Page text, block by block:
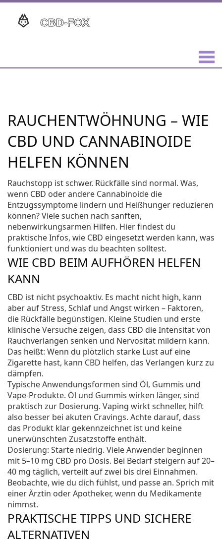
RAUCHENTWÖHNUNG – WIE
CBD UND CANNABINOIDE
HELFEN KÖNNEN
Rauchstopp ist schwer. Rückfälle sind normal. Was,
wenn CBD oder andere Cannabinoide die
Entzugssymptome lindern und Heißhunger reduzieren
können? Viele suchen nach sanften,
nebenwirkungsarmen Hilfen. Hier findest du
praktische Infos, wie CBD eingesetzt werden kann, was
funktioniert und was du beachten solltest.
WIE CBD BEIM AUFHÖREN HELFEN
KANN
CBD ist nicht psychoaktiv. Es macht nicht high, kann
aber auf Stress, Schlaf und Angst wirken – Faktoren,
die Rückfälle begünstigen. Kleine Studien und erste
klinische Versuche zeigen, dass CBD die Intensität von
Rauchverlangen senken und Nervosität mildern kann.
Das heißt: Wenn du plötzlich starke Lust auf eine
Zigarette hast, kann CBD helfen, das Verlangen kurz zu
dämpfen.
Typische Anwendungsformen sind Öl, Gummis und
Vape-Produkte. Öl und Gummis wirken länger, sind
praktisch zur Dosierung. Vaping wirkt schneller, hilft
also besser bei akuten Cravings. Achte darauf, dass
das Produkt klar gekennzeichnet ist und keine
unerwünschten Zusatzstoffe enthält.
Dosierung: Starte niedrig. Viele Anwender beginnen
mit 5–10 mg CBD pro Dosis. Bei Bedarf steigern auf 20–
40 mg täglich, verteilt auf zwei bis drei Einnahmen.
Beobachte, wie du dich fühlst, und passe an. Sprich mit
einer Ärztin oder Apotheker, wenn du Medikamente
nimmst.
PRAKTISCHE TIPPS UND SICHERE
ALTERNATIVEN